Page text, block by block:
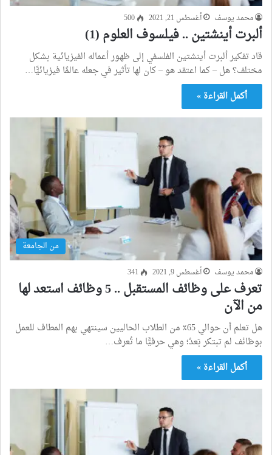
محمد يوسف أغسطس 21, 2021 500
ألبرت أينشتين .. فيلسوف العلوم (1)
قاد تفكير ألبرت أينشتين الفلسفي إلى ظهور أعماله الفيزيائية بشكل
مختلف؟ هل – كما اعتقد هو – كان لها تأثير في جعله عالمًا فيزيائيًّا…
أكمل القراءة »
من الجامعة
محمد يوسف أغسطس 9, 2021 341
تعرف على وظائف المستقبل .. 5 وظائف استعد لها
من الآن
هل تعلم أن حوالي 65٪ من الطلاب الحاليين سينتهي بهم المطاف للعمل
بوظائف لم تبتكر بَعدُ؛ وهي حرفيًّا ما تُعرف…
أكمل القراءة »